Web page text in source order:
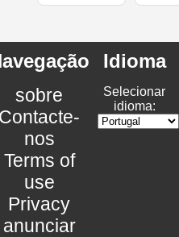
sobre
nos
Terms of
use
Privacy
anunciar
Idioma
Selecionar
idioma: